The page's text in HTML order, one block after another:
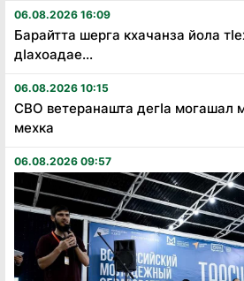
06.08.2026 16:09
Барайтта шерга кхачанза йола
дӏахоадае...
06.08.2026 10:15
СВО ветеранашта дегӏа могашал
мехка
06.08.2026 09:57